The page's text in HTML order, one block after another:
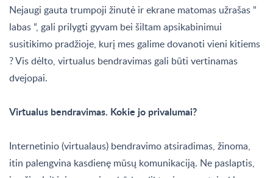
Nejaugi gauta trumpoji žinutė ir ekrane matomas užrašas “
labas “, gali prilygti gyvam bei šiltam apsikabinimui
susitikimo pradžioje, kurį mes galime dovanoti vieni kitiems
? Vis dėlto, virtualus bendravimas gali būti vertinamas
dvejopai.
Virtualus bendravimas. Kokie jo privalumai?
Internetinio (virtualaus) bendravimo atsiradimas, žinoma,
itin palengvina kasdienę mūsų komunikaciją. Ne paslaptis,